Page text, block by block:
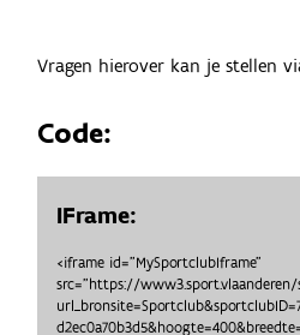
Vragen hierover kan je stellen
Code:
IFrame:
<iframe id="MySportclubIframe"
src="https://www3.sport.vlaanderen/